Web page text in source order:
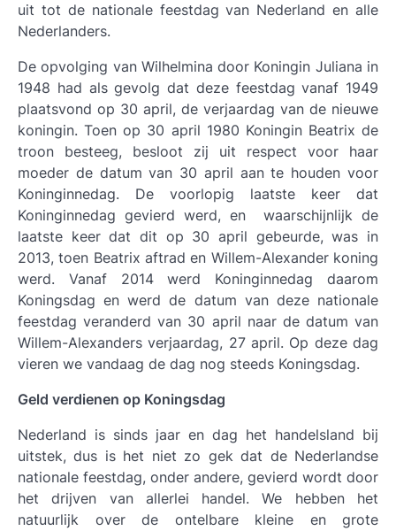
uit tot de nationale feestdag van Nederland en alle
Nederlanders.
De opvolging van Wilhelmina door Koningin Juliana in
1948 had als gevolg dat deze feestdag vanaf 1949
plaatsvond op 30 april, de verjaardag van de nieuwe
koningin. Toen op 30 april 1980 Koningin Beatrix de
troon besteeg, besloot zij uit respect voor haar
moeder de datum van 30 april aan te houden voor
Koninginnedag. De voorlopig laatste keer dat
Koninginnedag gevierd werd, en waarschijnlijk de
laatste keer dat dit op 30 april gebeurde, was in
2013, toen Beatrix aftrad en Willem-Alexander koning
werd. Vanaf 2014 werd Koninginnedag daarom
Koningsdag en werd de datum van deze nationale
feestdag veranderd van 30 april naar de datum van
Willem-Alexanders verjaardag, 27 april. Op deze dag
vieren we vandaag de dag nog steeds Koningsdag.
Geld verdienen op Koningsdag
Nederland is sinds jaar en dag het handelsland bij
uitstek, dus is het niet zo gek dat de Nederlandse
nationale feestdag, onder andere, gevierd wordt door
het drijven van allerlei handel. We hebben het
natuurlijk over de ontelbare kleine en grote